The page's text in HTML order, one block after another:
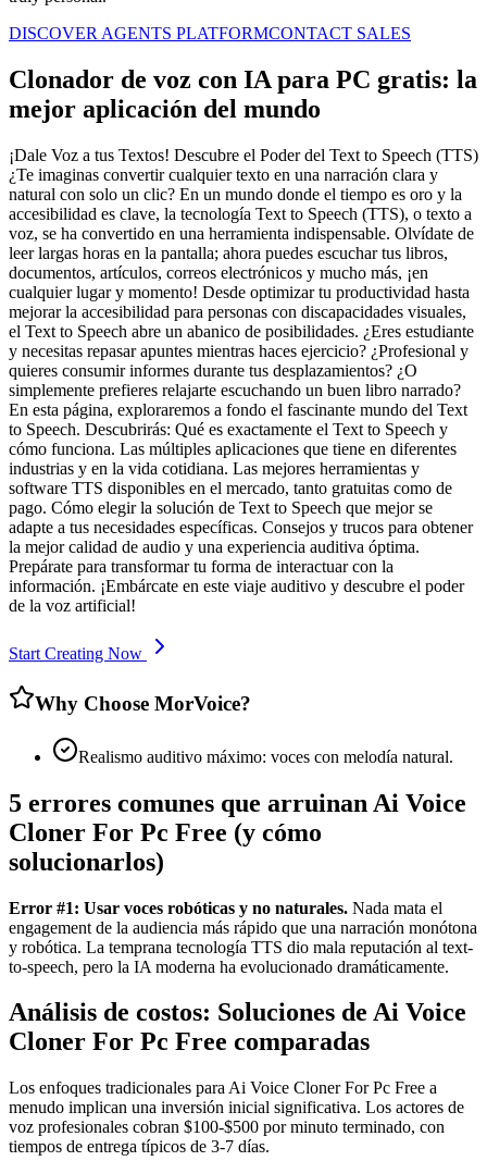
DISCOVER AGENTS PLATFORMCONTACT SALES
Clonador de voz con IA para PC gratis: la
mejor aplicación del mundo
¡Dale Voz a tus Textos! Descubre el Poder del Text to Speech (TTS)
¿Te imaginas convertir cualquier texto en una narración clara y
natural con solo un clic? En un mundo donde el tiempo es oro y la
accesibilidad es clave, la tecnología Text to Speech (TTS), o texto a
voz, se ha convertido en una herramienta indispensable. Olvídate de
leer largas horas en la pantalla; ahora puedes escuchar tus libros,
documentos, artículos, correos electrónicos y mucho más, ¡en
cualquier lugar y momento! Desde optimizar tu productividad hasta
mejorar la accesibilidad para personas con discapacidades visuales,
el Text to Speech abre un abanico de posibilidades. ¿Eres estudiante
y necesitas repasar apuntes mientras haces ejercicio? ¿Profesional y
quieres consumir informes durante tus desplazamientos? ¿O
simplemente prefieres relajarte escuchando un buen libro narrado?
En esta página, exploraremos a fondo el fascinante mundo del Text
to Speech. Descubrirás: Qué es exactamente el Text to Speech y
cómo funciona. Las múltiples aplicaciones que tiene en diferentes
industrias y en la vida cotidiana. Las mejores herramientas y
software TTS disponibles en el mercado, tanto gratuitas como de
pago. Cómo elegir la solución de Text to Speech que mejor se
adapte a tus necesidades específicas. Consejos y trucos para obtener
la mejor calidad de audio y una experiencia auditiva óptima.
Prepárate para transformar tu forma de interactuar con la
información. ¡Embárcate en este viaje auditivo y descubre el poder
de la voz artificial!
Start Creating Now
Why Choose MorVoice?
Realismo auditivo máximo: voces con melodía natural.
5 errores comunes que arruinan Ai Voice
Cloner For Pc Free (y cómo
solucionarlos)
Error #1: Usar voces robóticas y no naturales. Nada mata el
engagement de la audiencia más rápido que una narración monótona
y robótica. La temprana tecnología TTS dio mala reputación al text-
to-speech, pero la IA moderna ha evolucionado dramáticamente.
Análisis de costos: Soluciones de Ai Voice
Cloner For Pc Free comparadas
Los enfoques tradicionales para Ai Voice Cloner For Pc Free a
menudo implican una inversión inicial significativa. Los actores de
voz profesionales cobran $100-$500 por minuto terminado, con
tiempos de entrega típicos de 3-7 días.